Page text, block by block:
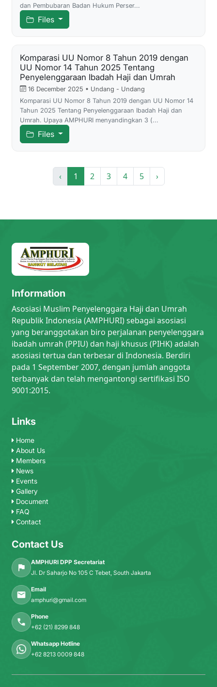
dan Pembubaran Badan Hukum Perser...
Files
Komparasi UU Nomor 8 Tahun 2019 dengan
UU Nomor 14 Tahun 2025 Tentang
Penyelenggaraan Ibadah Haji dan Umrah
16 December 2025 • Undang - Undang
Komparasi UU Nomor 8 Tahun 2019 dengan UU Nomor 14
Tahun 2025 Tentang Penyelenggaraan Ibadah Haji dan
Umrah. Upaya AMPHURI menyandingkan 3 (...
Files
‹ 1 2 3 4 5 ›
Information
Asosiasi Muslim Penyelenggara Haji dan Umrah
Republik Indonesia (AMPHURI) sebagai asosiasi
yang beranggotakan biro perjalanan penyelenggara
ibadah umrah (PPIU) dan haji khusus (PIHK) adalah
asosiasi tertua dan terbesar di Indonesia. Berdiri
pada 1 September 2007, dengan jumlah anggota
terbanyak dan telah mengantongi sertifikasi ISO
9001:2015.
Links
Home
About Us
Members
News
Events
Gallery
Document
FAQ
Contact
Contact Us
AMPHURI DPP Secretariat
Jl. Dr Saharjo No 105 C Tebet, South Jakarta
Email
amphuri@gmail.com
Phone
+62 (21) 8299 848
Whatsapp Hotline
+62 8213 0009 848